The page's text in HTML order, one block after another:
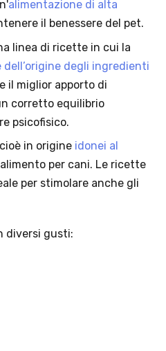
alimentazione di alta
il benessere del pet.
linea di ricette in cui la
degli ingredienti
il miglior apporto di
corretto equilibrio
psicofisico.
in origine idonei al
per cani. Le ricette
per stimolare anche gli
diversi gusti:
ai prodotti a marchio
dal lancio 2–16 agosto 2026 .
un prodotto Platinum in
tramite InPost (non più
prodotti).